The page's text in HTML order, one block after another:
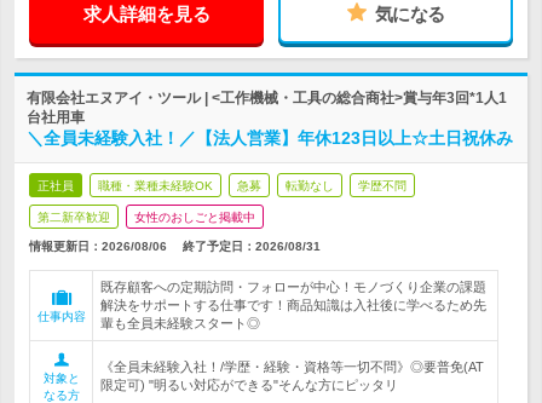
求人詳細を見る 気になる
有限会社エヌアイ・ツール | <工作機械・工具の総合商社>賞与年3回*1人1
台社用車
＼全員未経験入社！／【法人営業】年休123日以上☆土日祝休み
正社員 職種・業種未経験OK 急募 転勤なし 学歴不問
第二新卒歓迎 女性のおしごと掲載中
情報更新日：2026/08/06 終了予定日： 2026/08/31
仕事内容
既存顧客への定期訪問・フォローが中心！モノづくり企業の課題
解決をサポートする仕事です！商品知識は入社後に学べるため先
輩も全員未経験スタート◎
対象と
なる方
《全員未経験入社！/学歴・経験・資格等一切不問》◎要普免(AT
限定可) "明るい対応ができる"そんな方にピッタリ